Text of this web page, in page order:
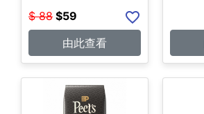
$ 88 $59
由此查看